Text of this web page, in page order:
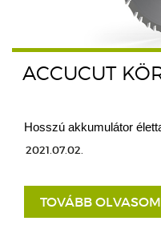
ACCUCUT
Hosszú akkumulátor
2021.07.02.
TOVÁBB OLVASOM